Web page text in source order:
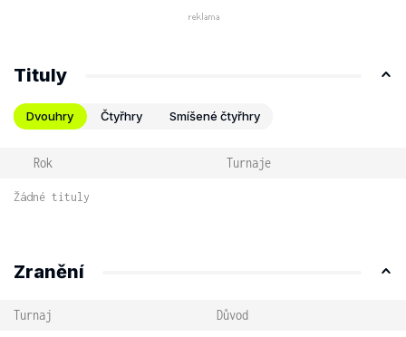
Tituly
Dvouhry Čtyřhry Smíšené čtyřhry
Rok Turnaje
Žádné tituly
Zranění
Turnaj
Důvod